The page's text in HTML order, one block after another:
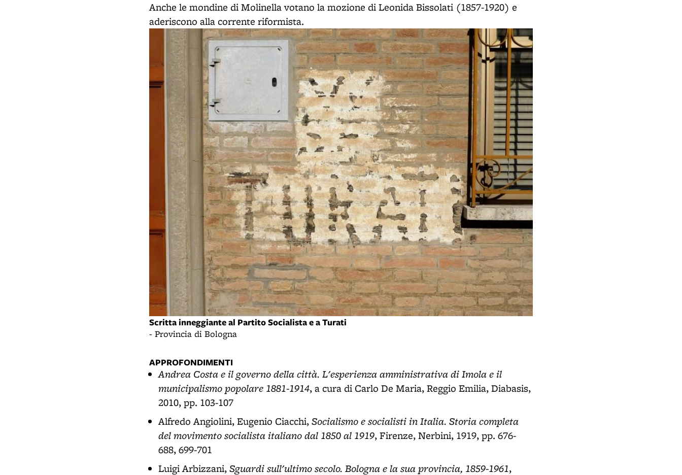
Anche le mondine di Molinella votano la mozione di Leonida Bissolati (1857-1920) e
aderiscono alla corrente riformista.
Scritta inneggiante al Partito Socialista e a Turati
- Provincia di Bologna
APPROFONDIMENTI
Andrea Costa e il governo della città. L'esperienza amministrativa di Imola e il
municipalismo popolare 1881-1914, a cura di Carlo De Maria, Reggio Emilia, Diabasis,
2010, pp. 103-107
Alfredo Angiolini, Eugenio Ciacchi,Socialismo e socialisti in Italia. Storia completa
del movimento socialista italiano dal 1850 al 1919, Firenze, Nerbini, 1919, pp. 676-
688, 699-701
Luigi Arbizzani,Sguardi sull'ultimo secolo. Bologna e la sua provincia, 1859-1961,